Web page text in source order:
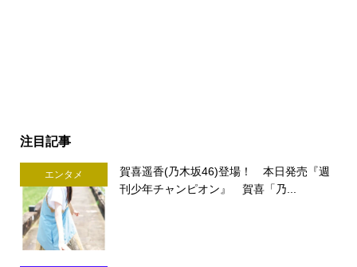
注目記事
エンタメ
賀喜遥香(乃木坂46)登場！ 本日発売『週
刊少年チャンピオン』 賀喜「乃...